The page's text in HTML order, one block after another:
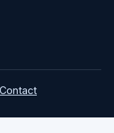
Contact